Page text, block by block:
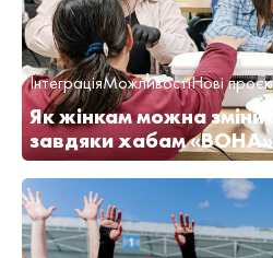
ІнтеграціяМожливостіНові
Як жінкам можна
завдяки хабам